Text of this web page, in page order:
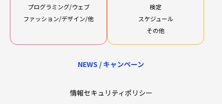
プログラミング/ウェブ
ファッション/デザイン/他
検定
スケジュール
その他
NEWS / キャンペーン
情報セキュリティポリシー